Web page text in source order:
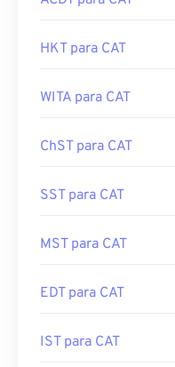
HKT para CAT
WITA para CAT
ChST para CAT
SST para CAT
MST para CAT
EDT para CAT
IST para CAT